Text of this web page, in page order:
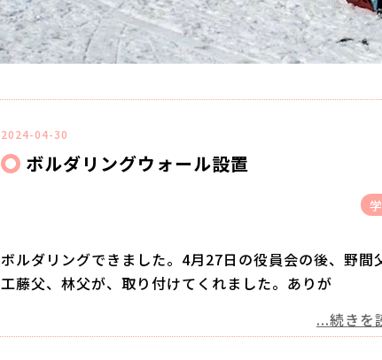
2024-04-30
ボルダリングウォール設置
ボルダリングできました。4月27日の役員会の後、野間
工藤父、林父が、取り付けてくれました。ありが
...続きを